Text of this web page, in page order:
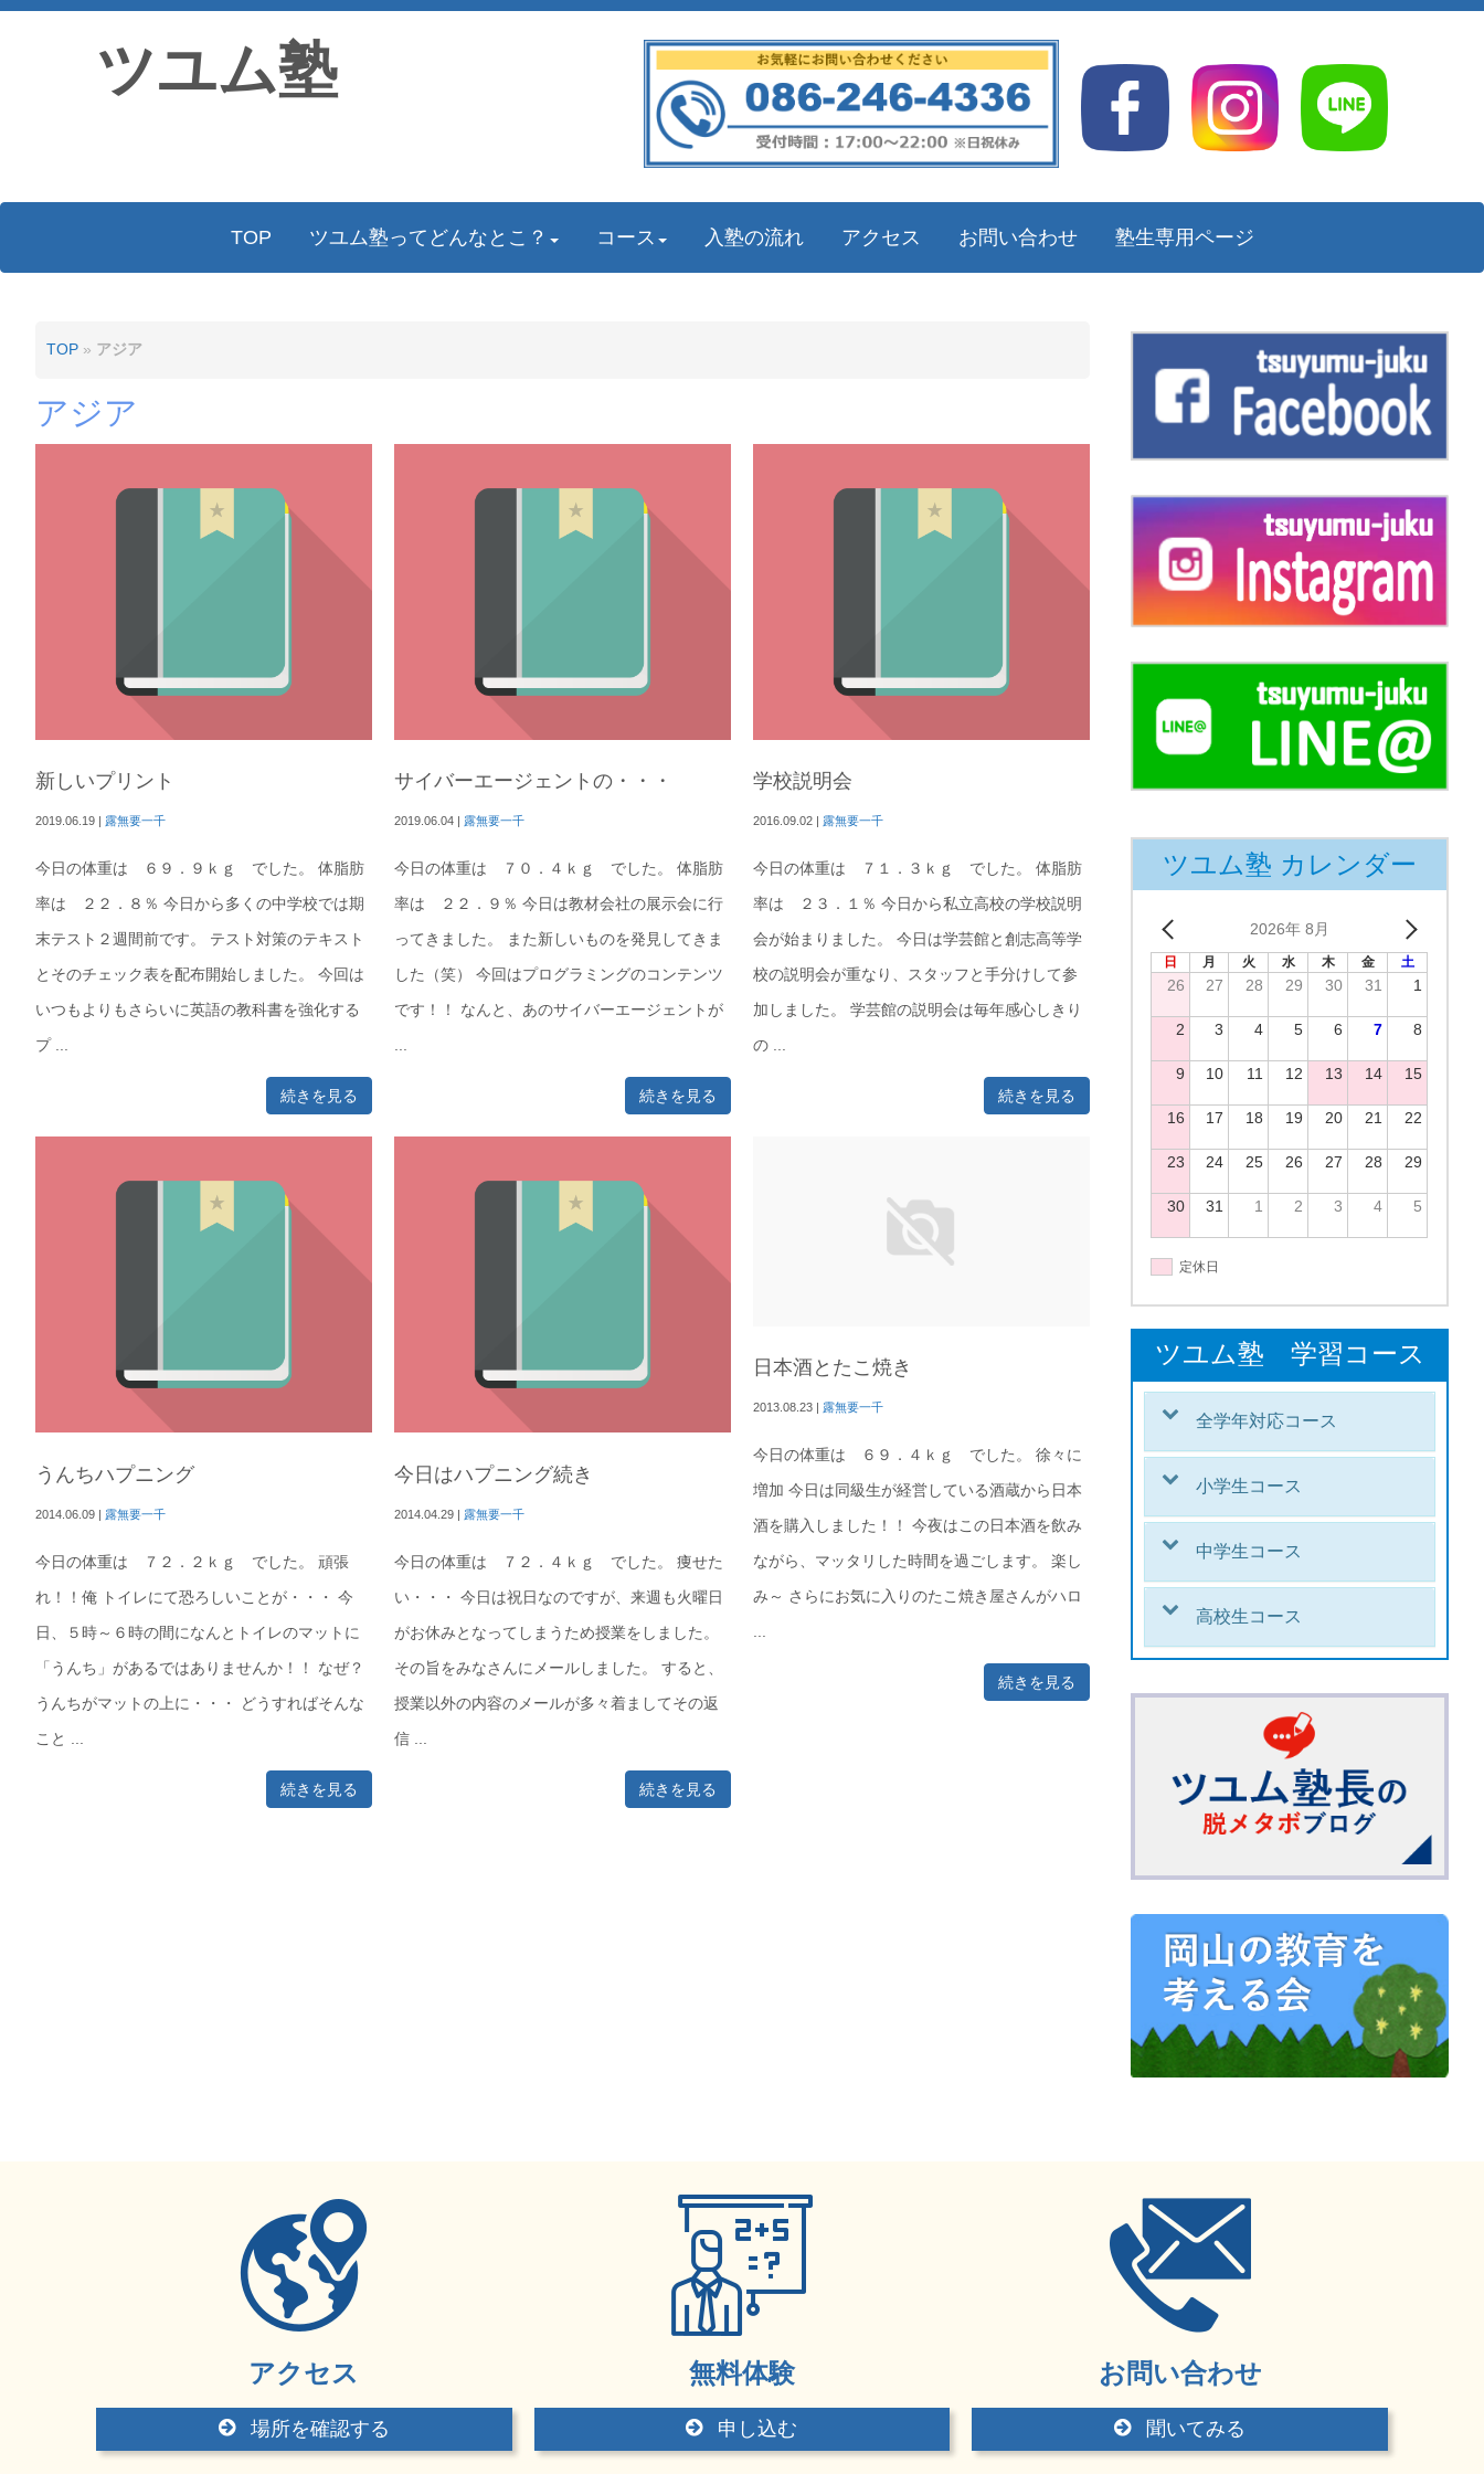
ツユム塾
TOP ツユム塾ってどんなとこ？ コース 入塾の流れ アクセス お問い合わせ 塾生専用ページ
TOP » アジア
アジア
新しいプリント
2019.06.19 | 露無要一千
今日の体重は ６９．９ｋｇ でした。 体脂肪
率は ２２．８％ 今日から多くの中学校では期
末テスト２週間前です。 テスト対策のテキスト
とそのチェック表を配布開始しました。 今回は
いつもよりもさらいに英語の教科書を強化する
プ ...
続きを見る
サイバーエージェントの・・・
2019.06.04| 露無要一千
今日の体重は ７０．４ｋｇ でした。 体脂肪
率は ２２．９％ 今日は教材会社の展示会に行
ってきました。 また新しいものを発見してきま
した（笑） 今回はプログラミングのコンテンツ
です！！ なんと、あのサイバーエージェントが
...
続きを見る
学校説明会
2016.09.02| 露無要一千
今日の体重は ７１．３ｋｇ でした。 体脂肪
率は ２３．１％ 今日から私立高校の学校説明
会が始まりました。 今日は学芸館と創志高等学
校の説明会が重なり、スタッフと手分けして参
加しました。 学芸館の説明会は毎年感心しきり
の ...
続きを見る
うんちハプニング
2014.06.09 | 露無要一千
今日の体重は ７２．２ｋｇ でした。 頑張
れ！！俺 トイレにて恐ろしいことが・・・ 今
日、５時～６時の間になんとトイレのマットに
「うんち」があるではありませんか！！ なぜ？
うんちがマットの上に・・・ どうすればそんな
こと ...
続きを見る
今日はハプニング続き
2014.04.29| 露無要一千
今日の体重は ７２．４ｋｇ でした。 痩せた
い・・・ 今日は祝日なのですが、来週も火曜日
がお休みとなってしまうため授業をしました。
その旨をみなさんにメールしました。 すると、
授業以外の内容のメールが多々着ましてその返
信 ...
続きを見る
日本酒とたこ焼き
2013.08.23| 露無要一千
今日の体重は ６９．４ｋｇ でした。 徐々に
増加 今日は同級生が経営している酒蔵から日本
酒を購入しました！！ 今夜はこの日本酒を飲み
ながら、マッタリした時間を過ごします。 楽し
み～ さらにお気に入りのたこ焼き屋さんがハロ
...
続きを見る
ツユム塾 カレンダー
2026年 8月
日 月 火 水 木 金 土
26 27 28 29 30 31 1
2 3 4 5 6 7 8
9 10 11 12 13 14 15
16 17 18 19 20 21 22
23 24 25 26 27 28 29
30 31 1 2 3 4 5
定休日
ツユム塾 学習コース
全学年対応コース
小学生コース
中学生コース
高校生コース
アクセス
場所を確認する
無料体験
申し込む
お問い合わせ
聞いてみる